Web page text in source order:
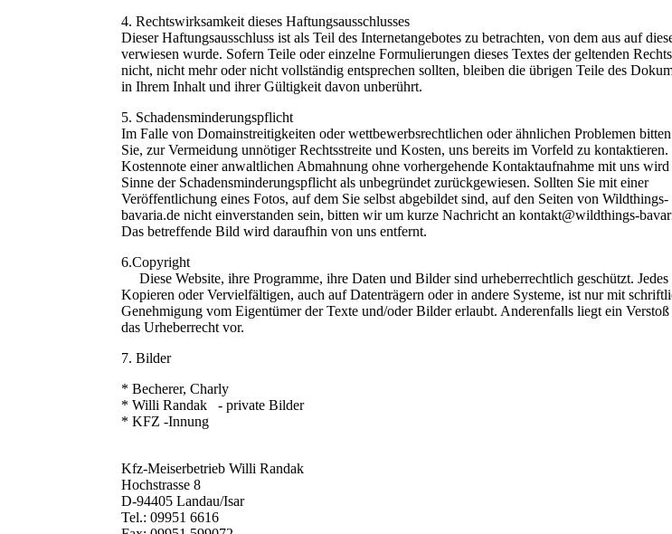
4. Rechtswirksamkeit dieses Haftungsausschlusses
Dieser Haftungsausschluss ist als Teil des Internetangebotes zu betrachten, von dem aus auf
verwiesen wurde. Sofern Teile oder einzelne Formulierungen dieses Textes der geltenden
nicht, nicht mehr oder nicht vollständig entsprechen sollten, bleiben die übrigen Teile des
in Ihrem Inhalt und ihrer Gültigkeit davon unberührt.
5. Schadensminderungspflicht
Im Falle von Domainstreitigkeiten oder wettbewerbsrechtlichen oder ähnlichen Problemen
Sie, zur Vermeidung unnötiger Rechtsstreite und Kosten, uns bereits im Vorfeld zu
Kostennote einer anwaltlichen Abmahnung ohne vorhergehende Kontaktaufnahme mit uns
Sinne der Schadensminderungspflicht als unbegründet zurückgewiesen. Sollten Sie mit einer
Veröffentlichung eines Fotos, auf dem Sie selbst abgebildet sind, auf den Seiten von Wildthings-
bavaria.de nicht einverstanden sein, bitten wir um kurze Nachricht an kontakt@wildthings-
Das betreffende Bild wird daraufhin von uns entfernt.
Diese Website, ihre Programme, ihre Daten und Bilder sind urheberrechtlich geschützt. Jedes
Kopieren oder Vervielfältigen, auch auf Datenträgern oder in andere Systeme, ist nur mit
Genehmigung vom Eigentümer der Texte und/oder Bilder erlaubt. Anderenfalls liegt ein Verstoß
das Urheberrecht vor.
7. Bilder
* Becherer, Charly
* Willi Randak - private Bilder
* KFZ -Innung
Kfz-Meiserbetrieb Willi Randak
Hochstrasse 8
D-94405 Landau/Isar
Tel.: 09951 6616